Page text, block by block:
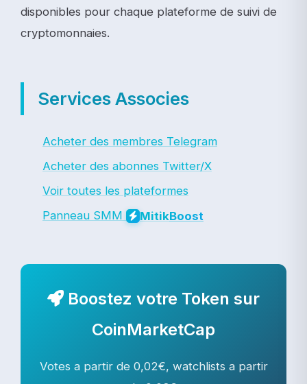
disponibles pour chaque plateforme de suivi de
cryptomonnaies.
Services Associes
Acheter des membres Telegram
Acheter des abonnes Twitter/X
Voir toutes les plateformes
Panneau SMM
MitikBoost
Boostez votre Token sur
CoinMarketCap
Votes a partir de 0,02€, watchlists a partir